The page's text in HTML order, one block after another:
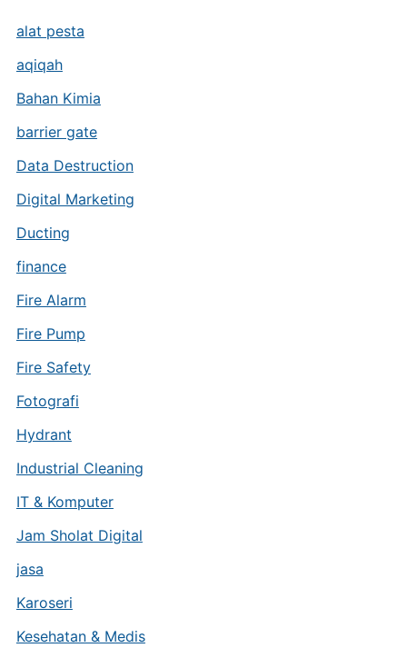
alat pesta
aqiqah
Bahan Kimia
barrier gate
Data Destruction
Digital Marketing
Ducting
finance
Fire Alarm
Fire Pump
Fire Safety
Fotografi
Hydrant
Industrial Cleaning
IT & Komputer
Jam Sholat Digital
jasa
Karoseri
Kesehatan & Medis